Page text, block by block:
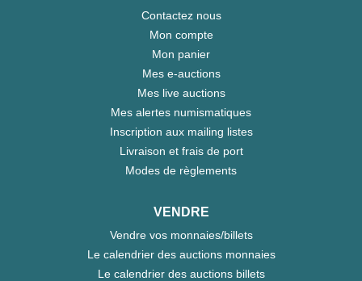
Contactez nous
Mon compte
Mon panier
Mes e-auctions
Mes live auctions
Mes alertes numismatiques
Inscription aux mailing listes
Livraison et frais de port
Modes de règlements
VENDRE
Vendre vos monnaies/billets
Le calendrier des auctions monnaies
Le calendrier des auctions billets